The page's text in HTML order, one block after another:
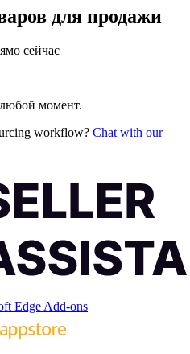
для продажи
сейчас
момент.
workflow? Chat with our